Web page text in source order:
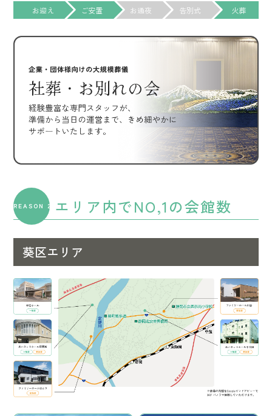
お迎え ご安置 お通夜 告別式 火葬
REASON 2 エリア内でNO,1の会館数
葵区エリア